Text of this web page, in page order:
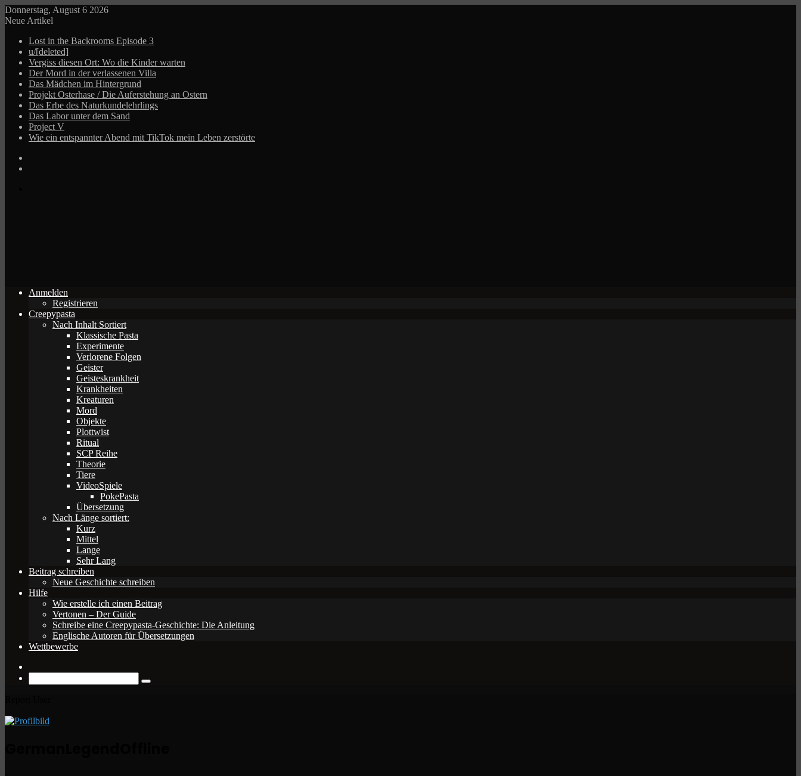
Donnerstag, August 6 2026
Neue Artikel
Lost in the Backrooms Episode 3
u/[deleted]
Vergiss diesen Ort: Wo die Kinder warten
Der Mord in der verlassenen Villa
Das Mädchen im Hintergrund
Projekt Osterhase / Die Auferstehung an Ostern
Das Erbe des Naturkundelehrlings
Das Labor unter dem Sand
Project V
Wie ein entspannter Abend mit TikTok mein Leben zerstörte
Anmelden
Registrieren
Creepypasta
Nach Inhalt Sortiert
Klassische Pasta
Experimente
Verlorene Folgen
Geister
Geisteskrankheit
Krankheiten
Kreaturen
Mord
Objekte
Plottwist
Ritual
SCP Reihe
Theorie
Tiere
VideoSpiele
PokePasta
Übersetzung
Nach Länge sortiert:
Kurz
Mittel
Lange
Sehr Lang
Beitrag schreiben
Neue Geschichte schreiben
Hilfe
Wie erstelle ich einen Beitrag
Vertonen – Der Guide
Schreibe eine Creepypasta-Geschichte: Die Anleitung
Englische Autoren für Übersetzungen
Wettbewerbe
Suche